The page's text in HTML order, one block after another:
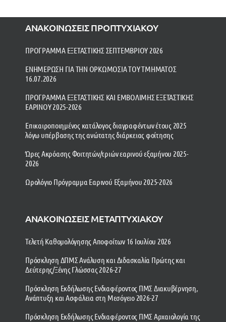
ΑΝΑΚΟΙΝΩΣΕΙΣ ΠΡΟΠΤΥΧΙΑΚΟΥ
ΠΡΟΓΡΑΜΜΑ ΕΞΕΤΑΣΤΙΚΗΣ ΣΕΠΤΕΜΒΡΙΟΥ 2026
ΕΝΗΜΕΡΩΣΗ ΓΙΑ ΤΗΝ ΟΡΚΩΜΟΣΙΑ ΤΟΥ ΤΜΗΜΑΤΟΣ
16.07.2026
ΠΡΟΓΡΑΜΜΑ ΕΞΕΤΑΣΤΙΚΗΣ ΚΑΙ ΕΜΒΟΛΙΜΗΣ ΕΞΕΤΑΣΤΙΚΗΣ
ΕΑΡΙΝΟΥ 2025-2026
Επικαιροποιημένος κατάλογος διαγραφέντων έτους 2025
λόγω υπέρβασης της ανώτατης διάρκειας φοίτησης
Ώρες Ακρόασης Φοιτητών/τριών εαρινού εξαμήνου 2025-
2026
Ωρολόγιο Πρόγραμμα Εαρινού Εξαμήνου 2025-2026
ΑΝΑΚΟΙΝΩΣΕΙΣ ΜΕΤΑΠΤΥΧΙΑΚΟΥ
Τελετή Καθομολόγησης Αποφοίτων 16 Ιουλίου 2026
Πρόσκληση ΔΠΜΣ Ανάλυση και Διδασκαλία Πρώτης και
Δεύτερης/Ξένης Γλώσσας 2026-27
Πρόσκληση Εκδήλωσης Ενδιαφέροντος ΠΜΣ Διακυβέρνηση,
Ανάπτυξη και Ασφάλεια στη Μεσόγειο 2026-27
Πρόσκληση Εκδήλωσης Ενδιαφέροντος ΠΜΣ Αρχαιολογία της